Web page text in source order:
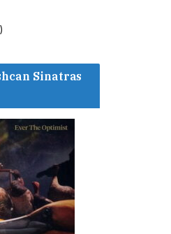
Sinatras